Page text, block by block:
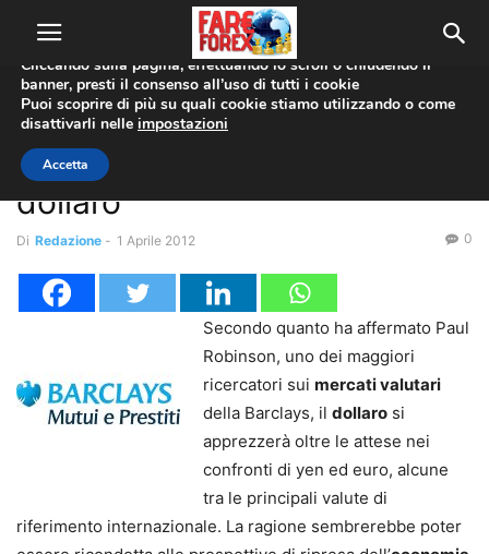
Home Economia
Economia
Barclays scommette sul
dollaro
Di Redazione - 1 Aprile 2012 0
Secondo quanto ha affermato Paul
Robinson, uno dei maggiori
ricercatori sui mercati valutari
della Barclays, il dollaro si
apprezzerà oltre le attese nei
confronti di yen ed euro, alcune
tra le principali valute di
riferimento internazionale. La ragione sembrerebbe poter
Utilizziamo i cookie per offrirti la migliore esperienza sul nostro
sito web.
Cliccando sulla pagina, effettuando lo scroll o chiudendo il
banner, presti il consenso all’uso di tutti i cookie
Puoi scoprire di più su quali cookie stiamo utilizzando o come
disattivarli nelle impostazioni
Accetta